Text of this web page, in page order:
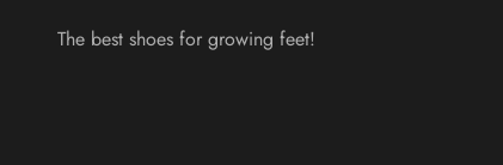
The best shoes for growing feet!